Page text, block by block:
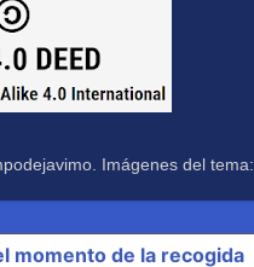
Imágenes del tema:
momento de la recogida